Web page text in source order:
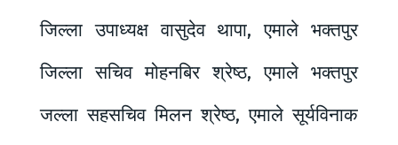
जिल्ला उपाध्यक्ष वासुदेव थापा, एमाले भक्तपुर
जिल्ला सचिव मोहनबिर श्रेष्ठ, एमाले भक्तपुर
जल्ला सहसचिव मिलन श्रेष्ठ, एमाले सूर्यविनाक